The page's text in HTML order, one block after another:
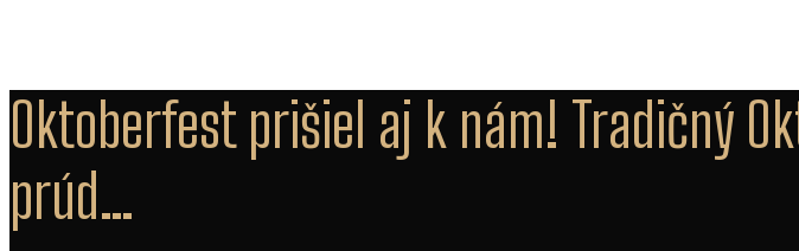
Oktoberfest prišiel aj k nám! Tradičný
prúd…